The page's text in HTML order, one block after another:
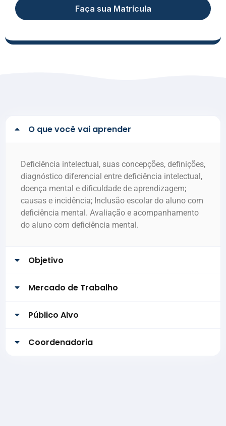
Faça sua Matrícula
O que você vai aprender
Deficiência intelectual, suas concepções, definições,
diagnóstico diferencial entre deficiência intelectual,
doença mental e dificuldade de aprendizagem;
causas e incidência; Inclusão escolar do aluno com
deficiência mental. Avaliação e acompanhamento
do aluno com deficiência mental.
Objetivo
Mercado de Trabalho
Público Alvo
Coordenadoria